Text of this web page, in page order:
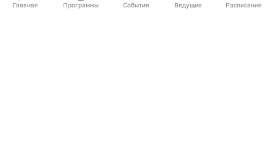
Главная Программы События Ведущие Расписание